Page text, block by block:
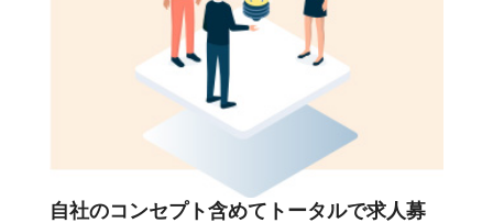
自社のコンセプト含めてトータルで求人募